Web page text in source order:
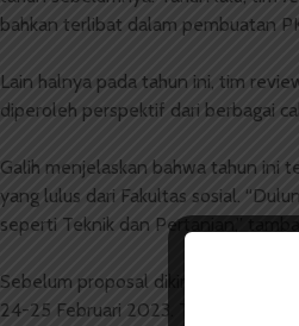
bahkan terlibat dalam pembuatan
Lain halnya pada tahun ini, tim
diperoleh perspektif dari berbagai
Galih menjelaskan bahwa tahun ini
yang lulus dari Fakultas sosial.
seperti Teknik dan Pertanian,”
Sebelum proposal dikirimkan ke
24-25 Februari 2023. Tujuan